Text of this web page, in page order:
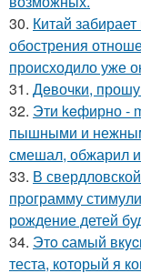
30. Китай
обострения
происходило уже
31. Дeвочки,
32. Эти keфирно -
пышными и
смешал, обжарил и
33. В
программу
рождение детей
34. Этo cамый
теста, который я